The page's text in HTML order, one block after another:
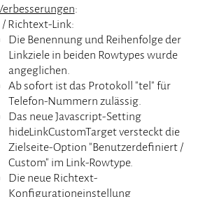
:
/ Richtext-Link:
Die Benennung und Reihenfolge der
Linkziele in beiden Rowtypes wurde
angeglichen.
Ab sofort ist das Protokoll "tel" für
Telefon-Nummern zulässig.
Das neue Javascript-Setting
hideLinkCustomTarget versteckt die
Zielseite-Option "Benutzerdefiniert /
Custom" im Link-Rowtype.
Die neue Richtext-
Konfigurationeinstellung